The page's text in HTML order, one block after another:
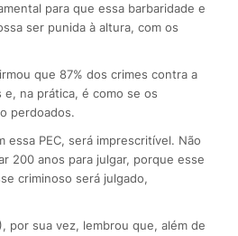
para que essa barbaridade e
ser punida à altura, com os
que 87% dos crimes contra a
e, na prática, é como se os
perdoados.
PEC, será imprescritível. Não
200 anos para julgar, porque esse
criminoso será julgado,
por sua vez, lembrou que, além de